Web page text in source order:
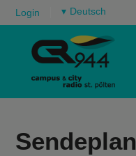
Login ▾
Sendeplan